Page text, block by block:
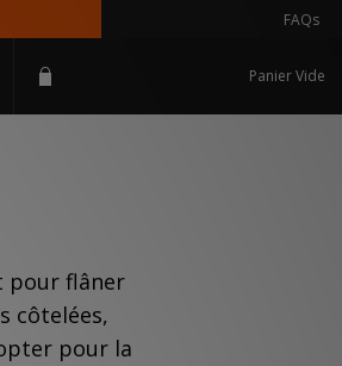
Panier Vide
pour flâner
côtelées,
pour la